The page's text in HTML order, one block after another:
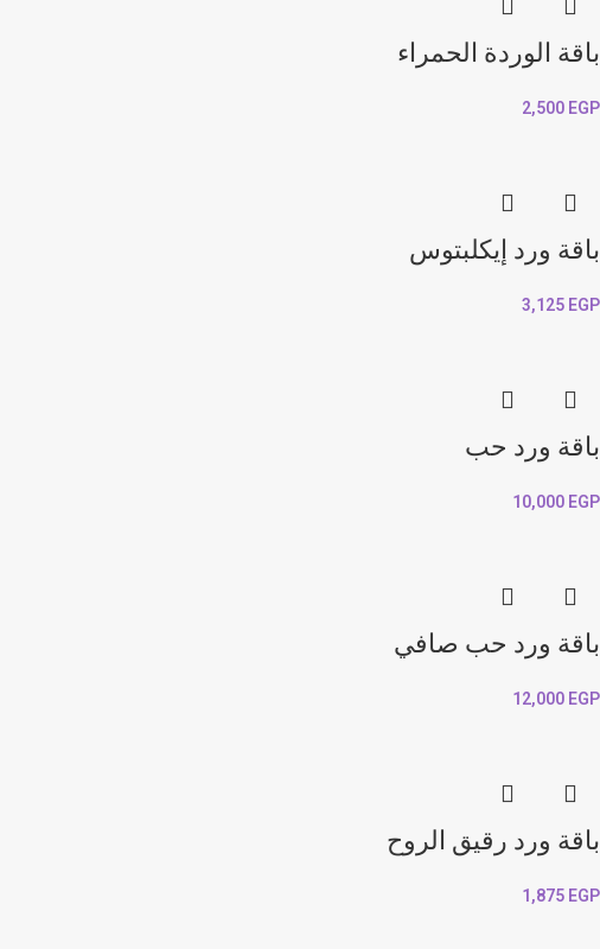
باقة الوردة الحمراء
2,500 EGP
باقة ورد إيكلبتوس
3,125 EGP
باقة ورد حب
10,000 EGP
باقة ورد حب صافي
12,000 EGP
باقة ورد رقيق الروح
1,875 EGP